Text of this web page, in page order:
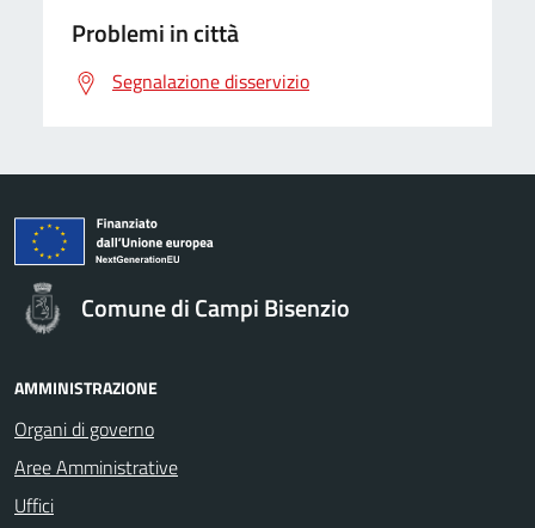
Problemi in città
Segnalazione disservizio
Comune di Campi Bisenzio
AMMINISTRAZIONE
Organi di governo
Aree Amministrative
Uffici